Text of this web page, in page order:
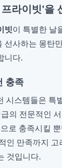
라이빗'을
빗이 특별한 날
사하는 몽탄
니다.
충족
시스템들은
의 전문적인
로 충족시킬
인 만족까지
것입니다.